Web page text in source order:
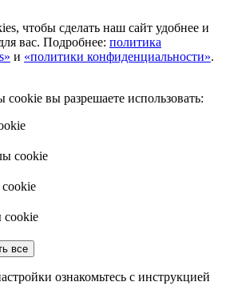
чтобы сделать наш сайт удобнее и
вас. Подробнее: политика
и «политики конфиденциальности».
вы разрешаете использовать:
cookie
cookie
все
ознакомьтесь с инструкцией